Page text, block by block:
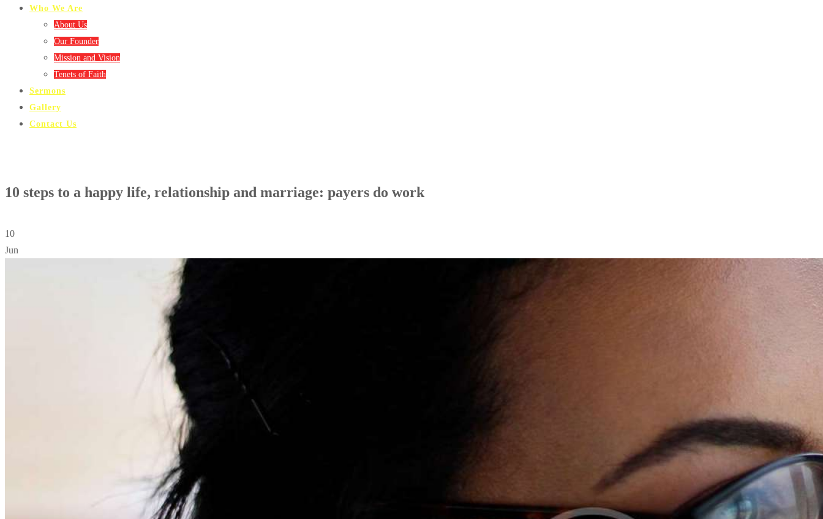
Who We Are
About Us
Our Founder
Mission and Vision
Tenets of Faith
Sermons
Gallery
Contact Us
10 steps to a happy life, relationship and marriage: payers do work
10
Jun